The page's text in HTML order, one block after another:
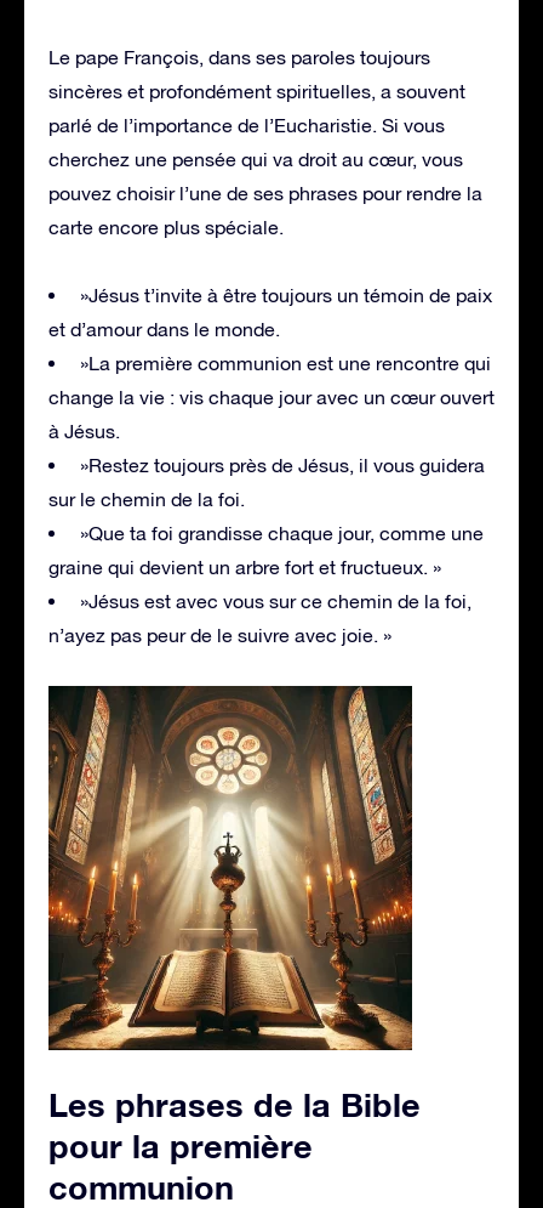
Le pape François, dans ses paroles toujours
sincères et profondément spirituelles, a souvent
parlé de l’importance de l’Eucharistie. Si vous
cherchez une pensée qui va droit au cœur, vous
pouvez choisir l’une de ses phrases pour rendre la
carte encore plus spéciale.
»Jésus t’invite à être toujours un témoin de paix
et d’amour dans le monde.
»La première communion est une rencontre qui
change la vie : vis chaque jour avec un cœur ouvert
à Jésus.
»Restez toujours près de Jésus, il vous guidera
sur le chemin de la foi.
»Que ta foi grandisse chaque jour, comme une
graine qui devient un arbre fort et fructueux. »
»Jésus est avec vous sur ce chemin de la foi,
n’ayez pas peur de le suivre avec joie. »
Les phrases de la Bible
pour la première
communion